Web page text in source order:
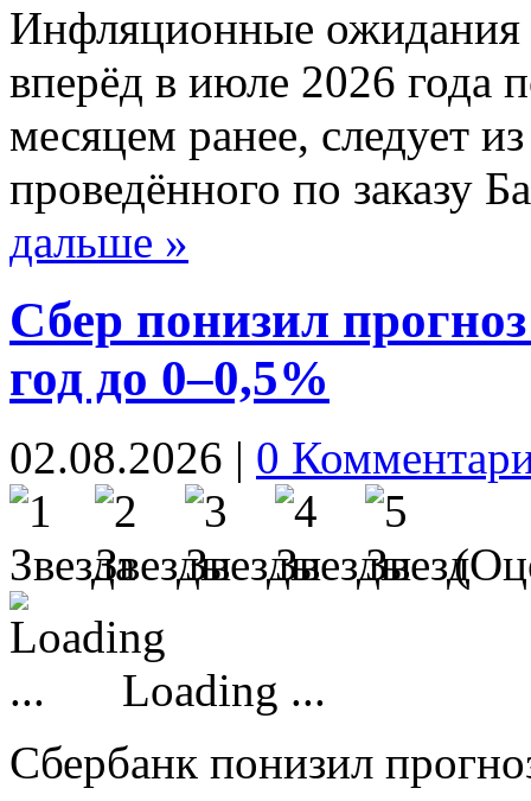
Инфляционные ожидания
вперёд в июле 2026 года
месяцем ранее, следует
проведённого по заказу
дальше »
Сбер понизил
год до 0–0,5%
02.08.2026 | 0
Loading ...
Сбербанк понизил